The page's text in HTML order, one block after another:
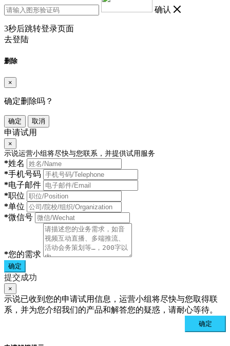
确认
3秒后跳转登录页面
去登陆
删除
×
确定删除吗？
确定 取消
申请试用
×
示说运营小组将尽快与您联系，并提供试用服务
*姓名
*手机号码
*电子邮件
*职位
*单位
*微信号
*您的需求
确定
提交成功
×
示说已收到您的申请试用信息，运营小组将尽快与您取得联
系，并为您介绍我们的产品和解答您的疑惑，请耐心等待。
确定